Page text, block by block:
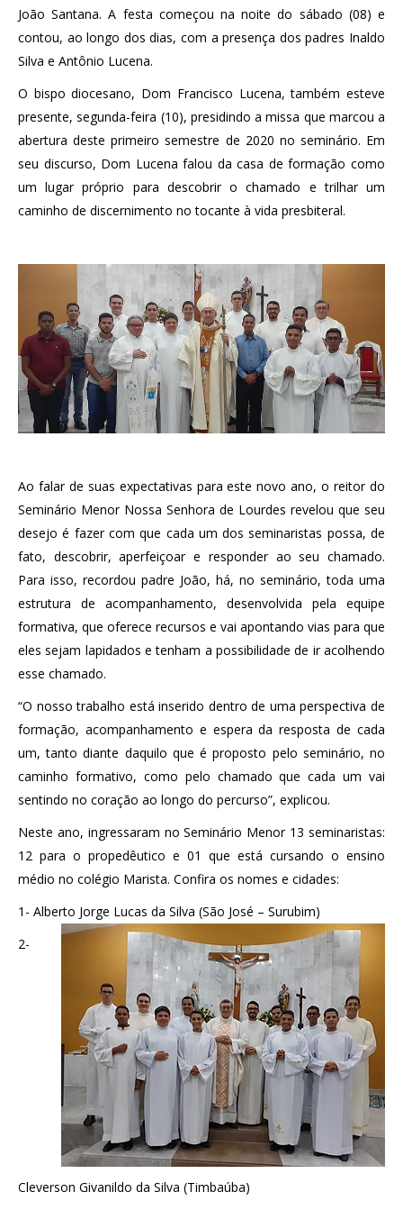
João Santana. A festa começou na noite do sábado (08) e
contou, ao longo dos dias, com a presença dos padres Inaldo
Silva e Antônio Lucena.
O bispo diocesano, Dom Francisco Lucena, também esteve
presente, segunda-feira (10), presidindo a missa que marcou a
abertura deste primeiro semestre de 2020 no seminário. Em
seu discurso, Dom Lucena falou da casa de formação como
um lugar próprio para descobrir o chamado e trilhar um
caminho de discernimento no tocante à vida presbiteral.
Ao falar de suas expectativas para este novo ano, o reitor do
Seminário Menor Nossa Senhora de Lourdes revelou que seu
desejo é fazer com que cada um dos seminaristas possa, de
fato, descobrir, aperfeiçoar e responder ao seu chamado.
Para isso, recordou padre João, há, no seminário, toda uma
estrutura de acompanhamento, desenvolvida pela equipe
formativa, que oferece recursos e vai apontando vias para que
eles sejam lapidados e tenham a possibilidade de ir acolhendo
esse chamado.
“O nosso trabalho está inserido dentro de uma perspectiva de
formação, acompanhamento e espera da resposta de cada
um, tanto diante daquilo que é proposto pelo seminário, no
caminho formativo, como pelo chamado que cada um vai
sentindo no coração ao longo do percurso”, explicou.
Neste ano, ingressaram no Seminário Menor 13 seminaristas:
12 para o propedêutico e 01 que está cursando o ensino
médio no colégio Marista. Confira os nomes e cidades:
1- Alberto Jorge Lucas da Silva (São José – Surubim)
2-
Cleverson Givanildo da Silva (Timbaúba)